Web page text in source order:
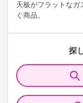
天板がフラットな
ぐ商品。
探